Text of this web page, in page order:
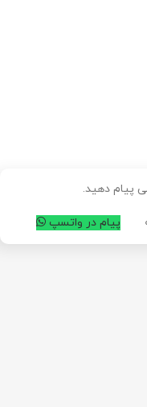
پیام دهید.
پیام در واتسپ